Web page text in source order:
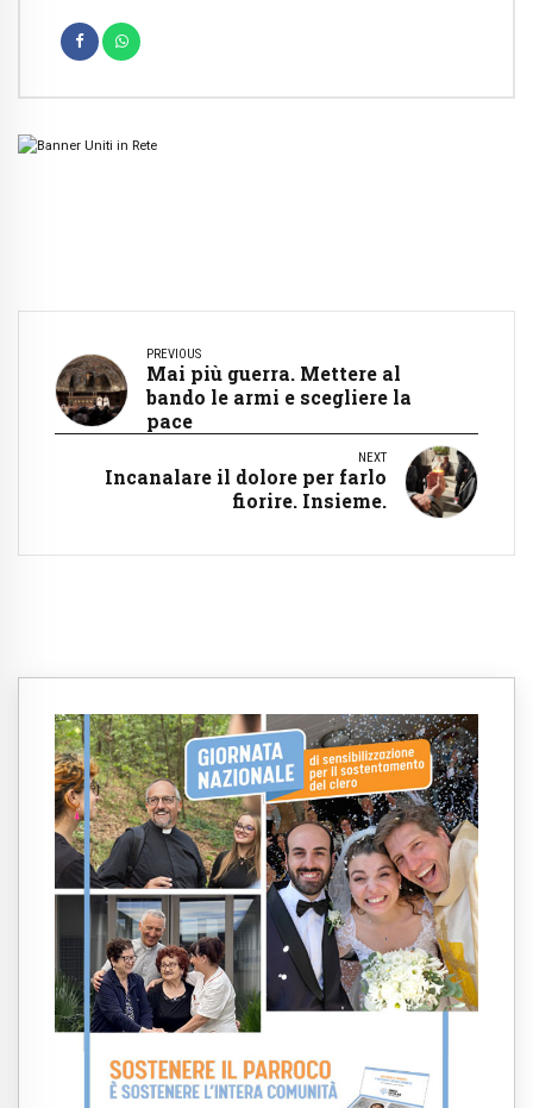
PREVIOUS
Mai più guerra. Mettere al
bando le armi e scegliere la
pace
NEXT
Incanalare il dolore per farlo
fiorire. Insieme.